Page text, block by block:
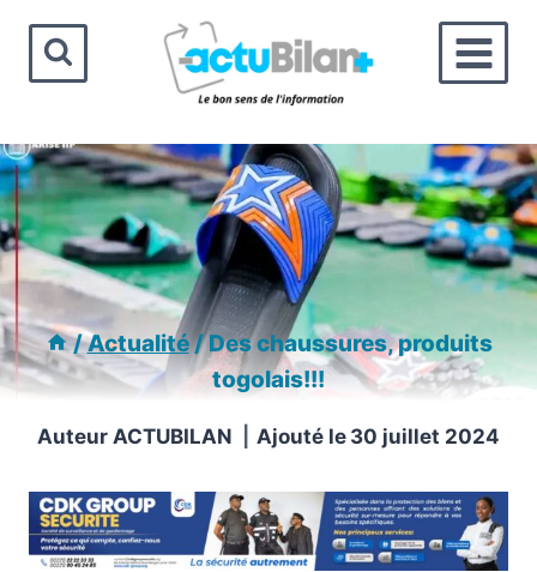
contenu
/Actualité/ Des chaussures, produits
togolais!!!
Auteur ACTUBILAN Ajouté le 30 juillet 2024